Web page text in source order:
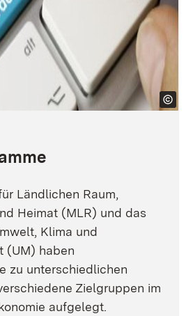
Ländlichen Raum,
Heimat (MLR) und das
Klima und
(UM) haben
zu unterschiedlichen
Zielgruppen im
aufgelegt.